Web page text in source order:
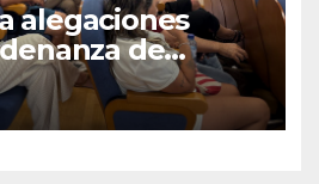
alegaciones
de
Morrazo por
impone